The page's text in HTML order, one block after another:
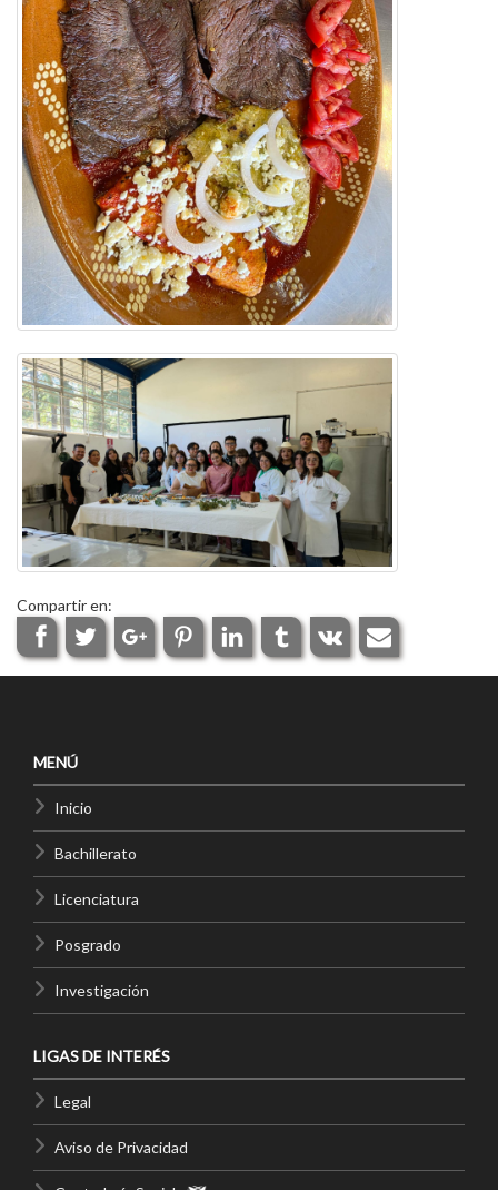
Compartir en:
MENÚ
Inicio
Bachillerato
Licenciatura
Posgrado
Investigación
LIGAS DE INTERÉS
Legal
Aviso de Privacidad